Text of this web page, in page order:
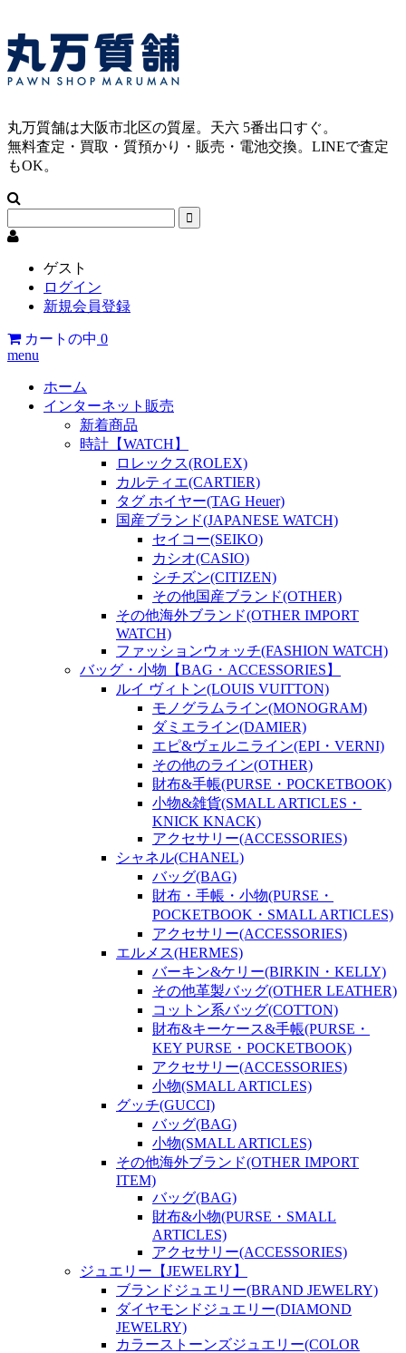
丸万質舗は大阪市北区の質屋。天六 5番出口すぐ。
無料査定・買取・質預かり・販売・電池交換。LINEで査定
もOK。
ゲスト
ログイン
新規会員登録
カートの中 0
menu
ホーム
インターネット販売
新着商品
時計【WATCH】
ロレックス(ROLEX)
カルティエ(CARTIER)
タグ ホイヤー(TAG Heuer)
国産ブランド(JAPANESE WATCH)
セイコー(SEIKO)
カシオ(CASIO)
シチズン(CITIZEN)
その他国産ブランド(OTHER)
その他海外ブランド(OTHER IMPORT
WATCH)
ファッションウォッチ(FASHION WATCH)
バッグ・小物【BAG・ACCESSORIES】
ルイ ヴィトン(LOUIS VUITTON)
モノグラムライン(MONOGRAM)
ダミエライン(DAMIER)
エピ&ヴェルニライン(EPI・VERNI)
その他のライン(OTHER)
財布&手帳(PURSE・POCKETBOOK)
小物&雑貨(SMALL ARTICLES・
KNICK KNACK)
アクセサリー(ACCESSORIES)
シャネル(CHANEL)
バッグ(BAG)
財布・手帳・小物(PURSE・
POCKETBOOK・SMALL ARTICLES)
アクセサリー(ACCESSORIES)
エルメス(HERMES)
バーキン&ケリー(BIRKIN・KELLY)
その他革製バッグ(OTHER LEATHER)
コットン系バッグ(COTTON)
財布&キーケース&手帳(PURSE・
KEY PURSE・POCKETBOOK)
アクセサリー(ACCESSORIES)
小物(SMALL ARTICLES)
グッチ(GUCCI)
バッグ(BAG)
小物(SMALL ARTICLES)
その他海外ブランド(OTHER IMPORT
ITEM)
バッグ(BAG)
財布&小物(PURSE・SMALL
ARTICLES)
アクセサリー(ACCESSORIES)
ジュエリー【JEWELRY】
ブランドジュエリー(BRAND JEWELRY)
ダイヤモンドジュエリー(DIAMOND
JEWELRY)
カラーストーンズジュエリー(COLOR